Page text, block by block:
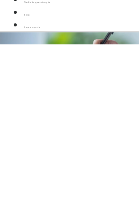
Παιδοδερματολογία
Blog
Επικοινωνία